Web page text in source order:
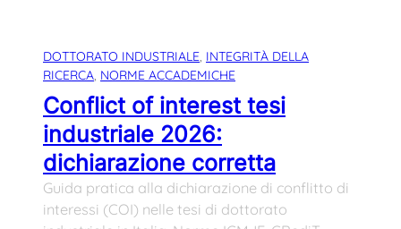
DOTTORATO INDUSTRIALE, INTEGRITÀ DELLA
RICERCA, NORME ACCADEMICHE
Conflict of interest tesi
industriale 2026:
dichiarazione corretta
Guida pratica alla dichiarazione di conflitto di
interessi (COI) nelle tesi di dottorato